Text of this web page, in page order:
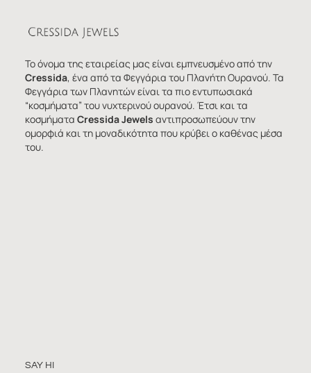
Το όνομα της εταιρείας μας είναι εμπνευσμένο από την
Cressida, ένα από τα Φεγγάρια του Πλανήτη Ουρανού. Τα
Φεγγάρια των Πλανητών είναι τα πιο εντυπωσιακά
“κοσμήματα” του νυχτερινού ουρανού. Έτσι και τα
κοσμήματα Cressida Jewels αντιπροσωπεύουν την
ομορφιά και τη μοναδικότητα που κρύβει ο καθένας μέσα
του.
SAY HI